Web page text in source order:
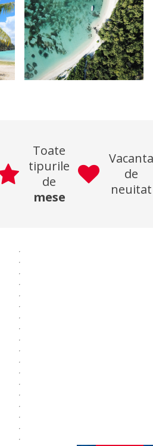
Toate
tipurile
de
mese
Vacanta
de
neuitat